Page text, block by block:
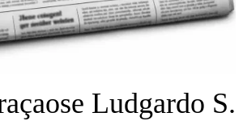
Ludgardo S.